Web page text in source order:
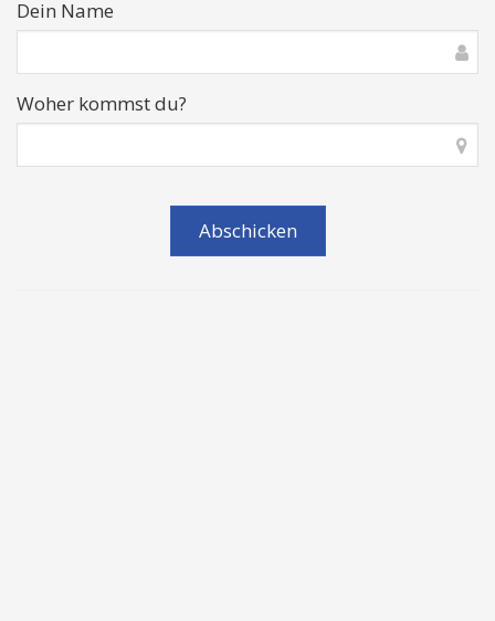
Dein Name
Woher kommst du?